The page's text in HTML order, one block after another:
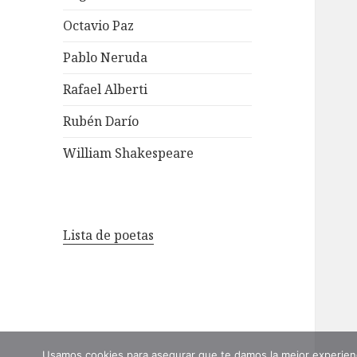
Octavio Paz
Pablo Neruda
Rafael Alberti
Rubén Darío
William Shakespeare
Lista de poetas